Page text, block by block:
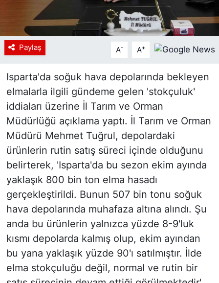
Paylaş A- A+
Isparta'da soğuk hava depolarında bekleyen
elmalarla ilgili gündeme gelen 'stokçuluk'
iddiaları üzerine İl Tarım ve Orman
Müdürlüğü açıklama yaptı. İl Tarım ve Orman
Müdürü Mehmet Tuğrul, depolardaki
ürünlerin rutin satış süreci içinde olduğunu
belirterek, 'Isparta'da bu sezon ekim ayında
yaklaşık 800 bin ton elma hasadı
gerçekleştirildi. Bunun 507 bin tonu soğuk
hava depolarında muhafaza altına alındı. Şu
anda bu ürünlerin yalnızca yüzde 8-9'luk
kısmı depolarda kalmış olup, ekim ayından
bu yana yaklaşık yüzde 90'ı satılmıştır. İlde
elma stokçuluğu değil, normal ve rutin bir